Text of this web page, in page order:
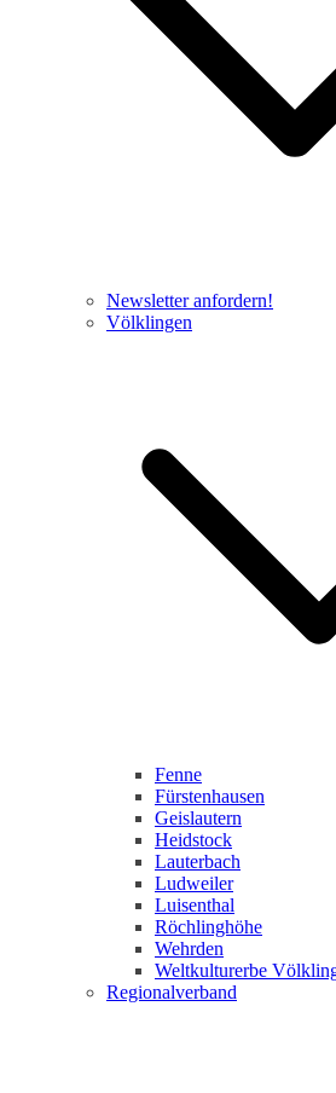
Newsletter anfordern!
Völklingen
Fenne
Fürstenhausen
Geislautern
Heidstock
Lauterbach
Ludweiler
Luisenthal
Röchlinghöhe
Wehrden
Weltkulturerbe
Regionalverband